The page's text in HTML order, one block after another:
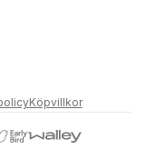
Köpvillkor